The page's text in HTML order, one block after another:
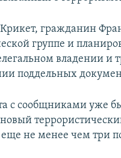
гражданин
группе и
владении и
поддельных
с сообщниками уже
не менее чем три